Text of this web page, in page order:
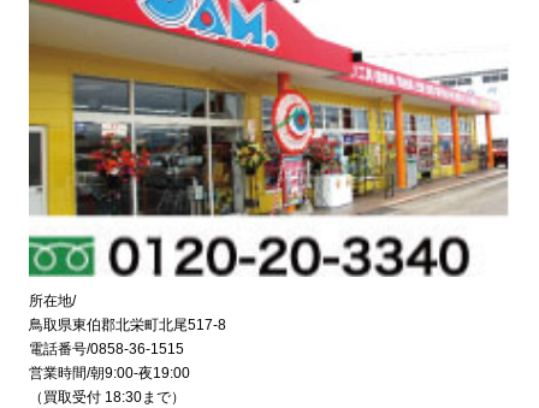
所在地/
鳥取県東伯郡北栄町北尾517-8
電話番号/0858-36-1515
営業時間/朝9:00-夜19:00
（買取受付 18:30まで）